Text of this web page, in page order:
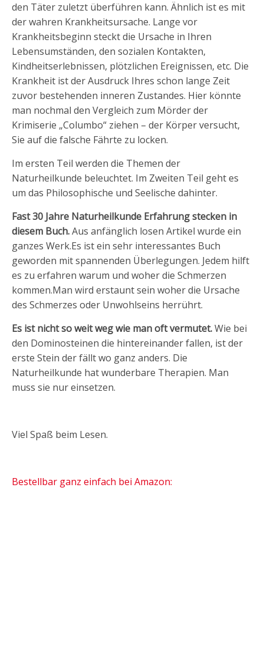
den Täter zuletzt überführen kann. Ähnlich ist es mit
der wahren Krankheitsursache. Lange vor
Krankheitsbeginn steckt die Ursache in Ihren
Lebensumständen, den sozialen Kontakten,
Kindheitserlebnissen, plötzlichen Ereignissen, etc. Die
Krankheit ist der Ausdruck Ihres schon lange Zeit
zuvor bestehenden inneren Zustandes. Hier könnte
man nochmal den Vergleich zum Mörder der
Krimiserie „Columbo“ ziehen – der Körper versucht,
Sie auf die falsche Fährte zu locken.
Im ersten Teil werden die Themen der
Naturheilkunde beleuchtet. Im Zweiten Teil geht es
um das Philosophische und Seelische dahinter.
Fast 30 Jahre Naturheilkunde Erfahrung stecken in
diesem Buch.Aus anfänglich losen Artikel wurde ein
ganzes Werk.Es ist ein sehr interessantes Buch
geworden mit spannenden Überlegungen. Jedem hilft
es zu erfahren warum und woher die Schmerzen
kommen.Man wird erstaunt sein woher die Ursache
des Schmerzes oder Unwohlseins herrührt.
Es ist nicht so weit weg wie man oft vermutet.Wie bei
den Dominosteinen die hintereinander fallen, ist der
erste Stein der fällt wo ganz anders. Die
Naturheilkunde hat wunderbare Therapien. Man
muss sie nur einsetzen.
Viel Spaß beim Lesen.
Bestellbar ganz einfach bei Amazon: